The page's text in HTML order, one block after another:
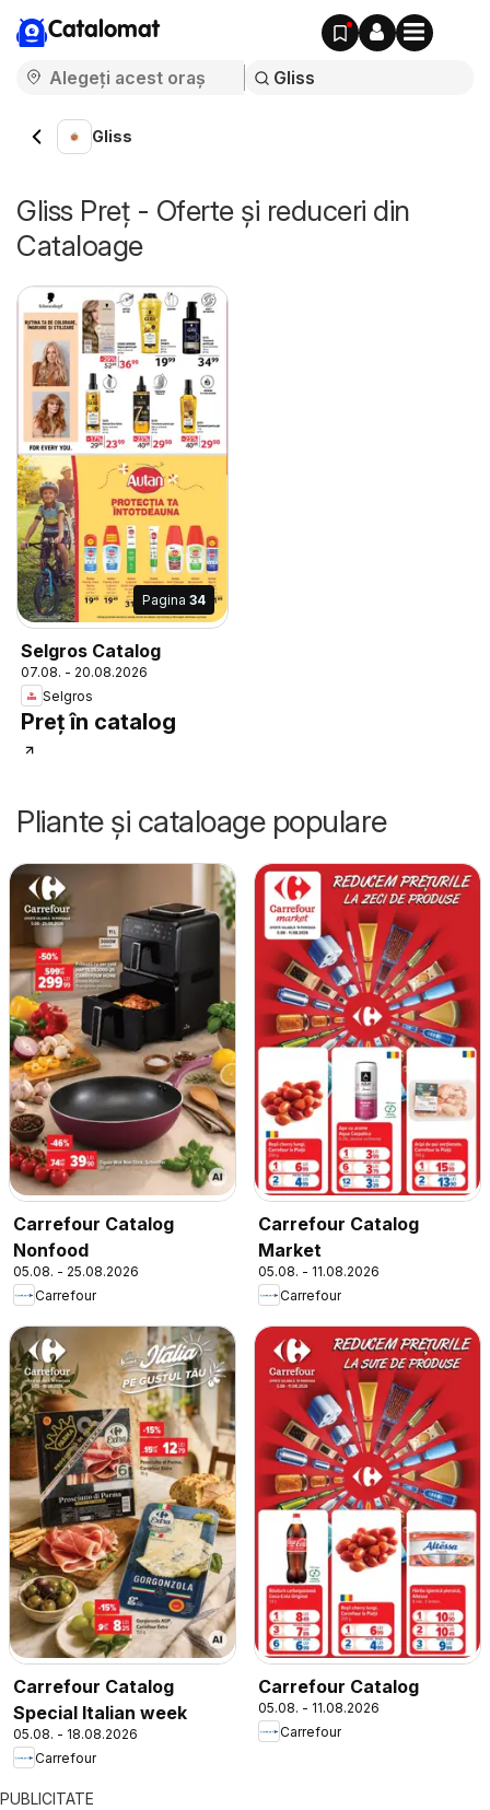
Catalomat
Gliss
Gliss Preț - Oferte și reduceri din
Cataloage
Pagina 34
Selgros Catalog
07.08. - 20.08.2026
Selgros
Preț în catalog
Pliante și cataloage populare
Carrefour Catalog
Nonfood
05.08. - 25.08.2026
Carrefour
Carrefour Catalog
Market
05.08. - 11.08.2026
Carrefour
Carrefour Catalog
Special Italian week
05.08. - 18.08.2026
Carrefour
Carrefour Catalog
05.08. - 11.08.2026
Carrefour
PUBLICITATE